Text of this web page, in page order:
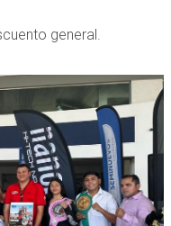
general.